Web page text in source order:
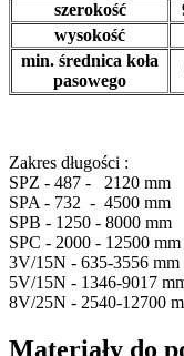
szerokość
wysokość
min. średnica koła
pasowego
Zakres długości :
SPZ - 487 - 2120 mm
SPA - 732 - 4500 mm
SPB - 1250 - 8000 mm
SPC - 2000 - 12500 mm
3V/15N - 635-3556 mm
5V/15N - 1346-9017
8V/25N - 2540-12700
Materiały do